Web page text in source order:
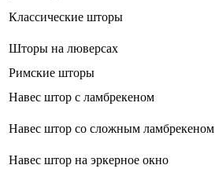
Классические шторы
Шторы на люверсах
Римские шторы
Навес штор с ламбрекеном
Навес штор со сложным ламбрекеном
Навес штор на эркерное окно